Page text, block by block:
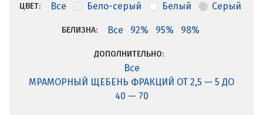
ЦВЕТ: Все Бело-серый Белый Серый
БЕЛИЗНА: Все 92% 95% 98%
ДОПОЛНИТЕЛЬНО:
Все
МРАМОРНЫЙ ЩЕБЕНЬ ФРАКЦИЙ ОТ 2,5 — 5 ДО
40 — 70